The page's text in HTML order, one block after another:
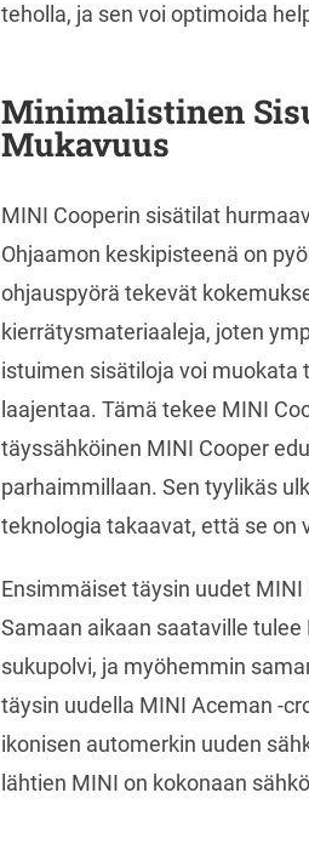
teholla, ja sen voi optimoida
Minimalistinen
Mukavuus
MINI Cooperin sisätilat
Ohjaamon keskipisteenä on
ohjauspyörä tekevät
kierrätysmateriaaleja, joten
istuimen sisätiloja voi muokata
laajentaa. Tämä tekee MINI
täyssähköinen MINI Cooper
parhaimmillaan. Sen tyylikäs
teknologia takaavat, että se on
Ensimmäiset täysin uudet
Samaan aikaan saataville
sukupolvi, ja myöhemmin
täysin uudella MINI Aceman -
ikonisen automerkin uuden
lähtien MINI on kokonaan